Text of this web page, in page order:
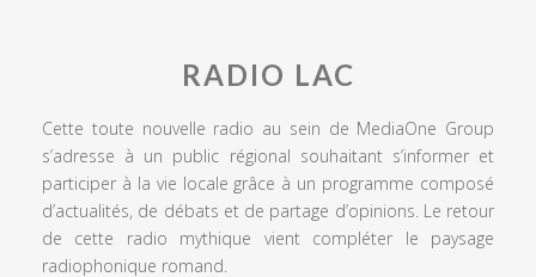
RADIO LAC
Cette toute nouvelle radio au sein de MediaOne Group
s’adresse à un public régional souhaitant s’informer et
participer à la vie locale grâce à un programme composé
d’actualités, de débats et de partage d’opinions. Le retour
de cette radio mythique vient compléter le paysage
radiophonique romand.